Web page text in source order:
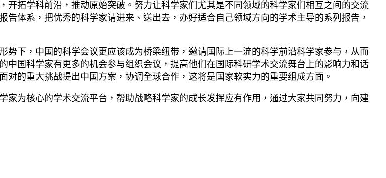
开拓学科前沿，推动原始突破。努力让科学家们尤其是不同领域的科学家们相互之间的交流
告体系，把优秀的科学家请进来、送出去，办好适合自己领域方向的学术主导的系列报告，
下，中国的科学会议更应该成为桥梁纽带，邀请国际上一流的科学前沿科学家参与，从而
国科学家有更多的机会参与组织会议，提高他们在国际科研学术交流舞台上的影响力和话
的重大挑战提出中国方案，协调全球合作，这将是国家软实力的重要组成方面。
为核心的学术交流平台，帮助战略科学家的成长发挥应有作用，通过大家共同努力，向建